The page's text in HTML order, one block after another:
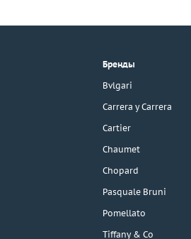
Бренды
Bvlgari
Carrera y Carrera
Cartier
Chaumet
Chopard
Pasquale Bruni
Pomellato
Tiffany & Co